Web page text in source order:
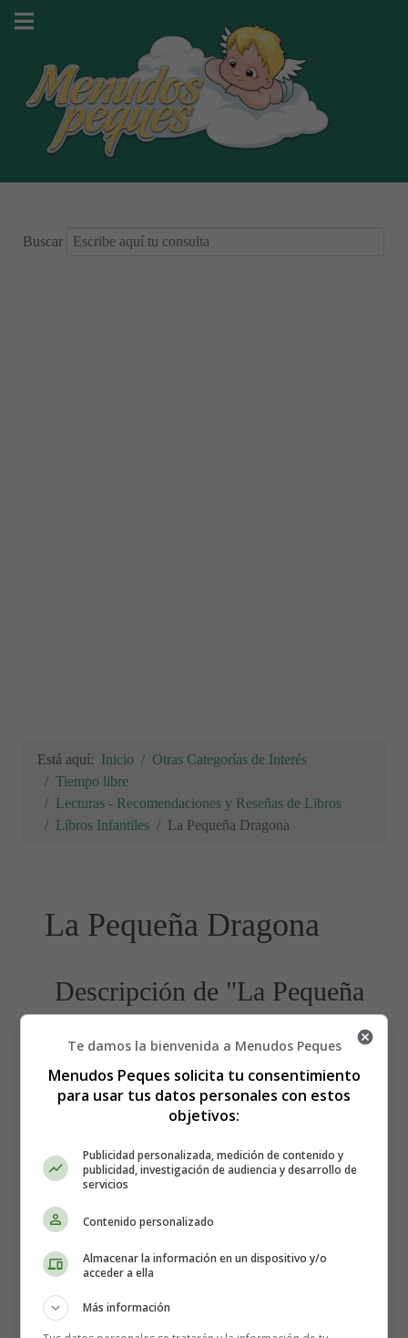
Buscar
Está aquí: Inicio
Otras Categorías de Interés
Tiempo libre
Lecturas - Recomendaciones y Reseñas de Libros
Libros Infantiles
La Pequeña Dragona
La Pequeña Dragona
Descripción de "La Pequeña
Dragona"
Te damos la bienvenida a Menudos Peques
Menudos Peques solicita tu consentimiento
para usar tus datos personales con estos
objetivos:
Publicidad personalizada, medición de contenido y
publicidad, investigación de audiencia y desarrollo de
servicios
Contenido personalizado
Almacenar la información en un dispositivo y/o
acceder a ella
Más información